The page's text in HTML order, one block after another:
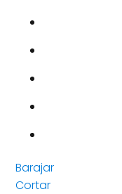
Barajar
Cortar